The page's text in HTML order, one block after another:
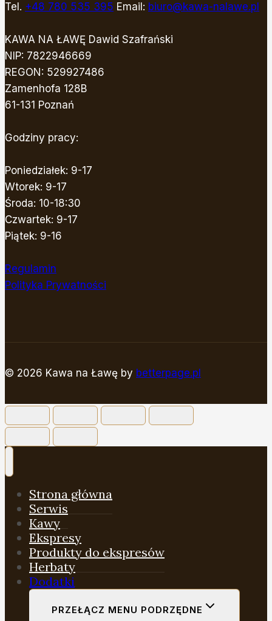
Tel. +48 780 535 395 Email: biuro@kawa-nalawe.pl
KAWA NA ŁAWĘ Dawid Szafrański
NIP: 7822946669
REGON: 529927486
Zamenhofa 128B
61-131 Poznań
Godziny pracy:
Poniedziałek: 9-17
Wtorek: 9-17
Środa: 10-18:30
Czwartek: 9-17
Piątek: 9-16
Regulamin
Polityka Prywatności
© 2026 Kawa na Ławę by betterpage.pl
Strona główna
Serwis
Kawy
Ekspresy
Produkty do ekspresów
Herbaty
Dodatki
PRZEŁĄCZ MENU PODRZĘDNE